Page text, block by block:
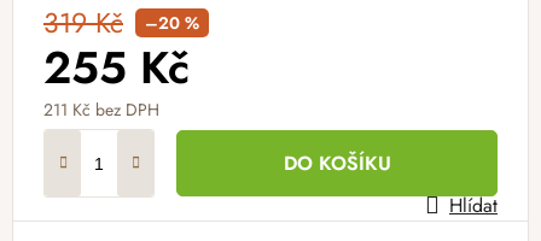
319 Kč –20 %
255 Kč
211 Kč bez DPH
DO KOŠÍKU
Hlídat